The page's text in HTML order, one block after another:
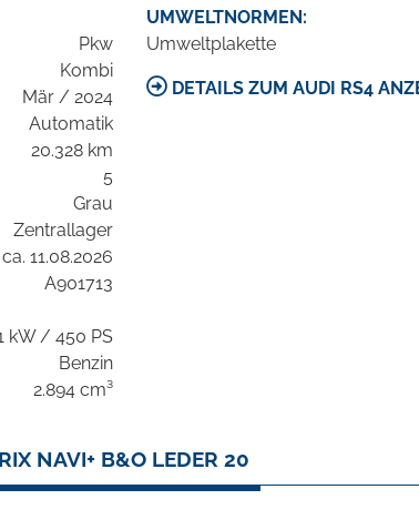
Pkw
Kombi
Mär / 2024
Automatik
20.328 km
5
Grau
Zentrallager
11.08.2026
A901713
kW / 450 PS
Benzin
2.894 cm³
UMWELTNORMEN:
Umweltplakette
DETAILS ZUM AUDI RS4
NAVI+ B&O LEDER 20